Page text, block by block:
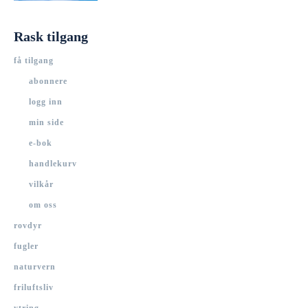
Rask tilgang
få tilgang
abonnere
logg inn
min side
e-bok
handlekurv
vilkår
om oss
rovdyr
fugler
naturvern
friluftsliv